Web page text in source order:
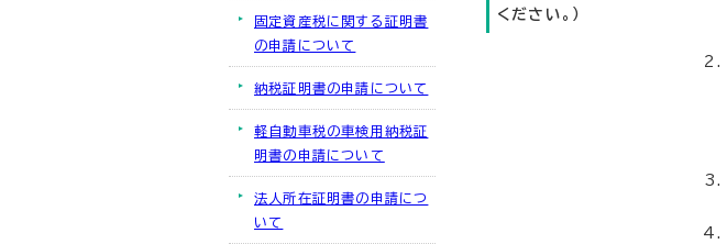
ください。）
固定資産税に関する証明書
の申請について
納税証明書の申請について
軽自動車税の車検用納税証
明書の申請について
法人所在証明書の申請につ
いて